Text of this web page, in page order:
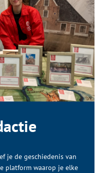
je de geschiedenis van
platform waarop je elke